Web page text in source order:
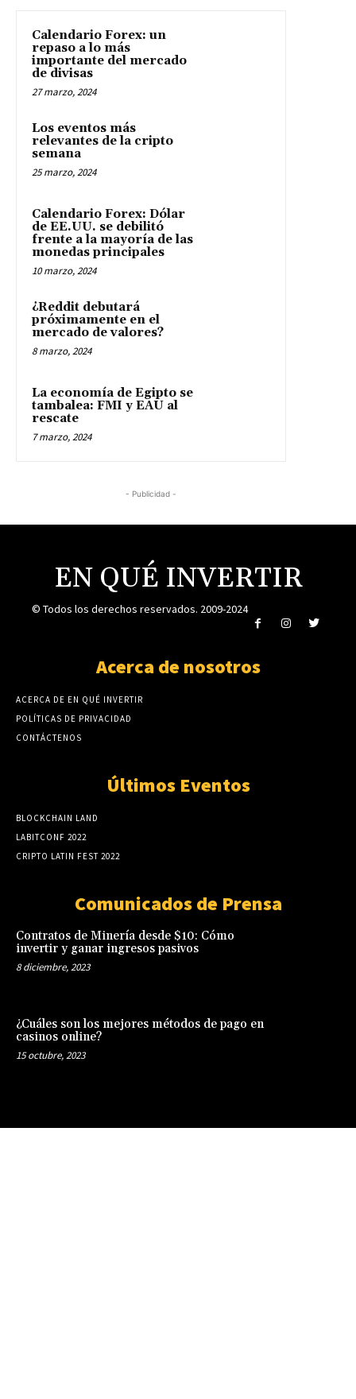
Calendario Forex: un
repaso a lo más
importante del mercado
de divisas
27 marzo, 2024
Los eventos más
relevantes de la cripto
semana
25 marzo, 2024
Calendario Forex: Dólar
de EE.UU. se debilitó
frente a la mayoría de las
monedas principales
10 marzo, 2024
¿Reddit debutará
próximamente en el
mercado de valores?
8 marzo, 2024
La economía de Egipto se
tambalea: FMI y EAU al
rescate
7 marzo, 2024
- Publicidad -
EN QUÉ INVERTIR
© Todos los derechos reservados. 2009-2024
Acerca de nosotros
ACERCA DE EN QUÉ INVERTIR
POLÍTICAS DE PRIVACIDAD
CONTÁCTENOS
Últimos Eventos
BLOCKCHAIN LAND
LABITCONF 2022
CRIPTO LATIN FEST 2022
Comunicados de Prensa
Contratos de Minería desde $10: Cómo
invertir y ganar ingresos pasivos
8 diciembre, 2023
¿Cuáles son los mejores métodos de pago en
casinos online?
15 octubre, 2023